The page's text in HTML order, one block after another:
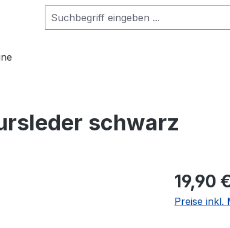
schwarz
19,90 €
Preise inkl.